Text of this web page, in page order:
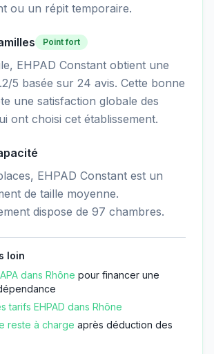
ou un répit temporaire.
Point fort
EHPAD Constant obtient une
5 basée sur 24 avis. Cette bonne
une satisfaction globale des
ont choisi cet établissement.
EHPAD Constant est un
de taille moyenne.
dispose de 97 chambres.
loin
dans Rhône pour financer une
tarifs EHPAD dans Rhône
reste à charge après déduction des